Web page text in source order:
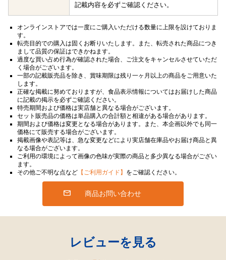
記載内容を必ずご確認ください。
オンラインストアでは一度にご購入いただける数量に上限を設けておりま
す。
転売目的での購入は固くお断りいたします。また、転売された商品につき
まして品質の保証はできかねます。
過度な買い占め行為が確認された場合、ご注文をキャンセルさせていただ
く場合がございます。
一部の記載販売品を除き、賞味期限は残り一ヶ月以上の商品をご用意いた
します。
正確な掲載に努めておりますが、食品表示情報についてはお届けした商品
に記載の掲示を必ずご確認ください。
特売期間および価格は実店舗と異なる場合がございます。
セット販売品の価格は単品購入の合計額と相違がある場合があります。
期間および価格は変更となる場合があります。また、本企画以外でも同一
価格にて販売する場合がございます。
掲載画像や表記等は、急な変更などにより実店舗在庫品やお届け商品と異
なる場合がございます。
ご利用の環境によって画像の色味が実際の商品と多少異なる場合がござい
ます。
その他ご不明な点など 【ご利用ガイド】 をご確認ください。
商品お問い合わせ
レビューを見る